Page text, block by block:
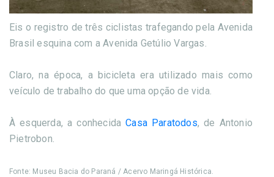
Eis o registro de três ciclistas trafegando pela Avenida
Brasil esquina com a Avenida Getúlio Vargas.
Claro, na época, a bicicleta era utilizado mais como
veículo de trabalho do que uma opção de vida.
À esquerda, a conhecidaCasa Paratodos, de Antonio
Pietrobon.
Fonte: Museu Bacia do Paraná / Acervo Maringá Histórica.